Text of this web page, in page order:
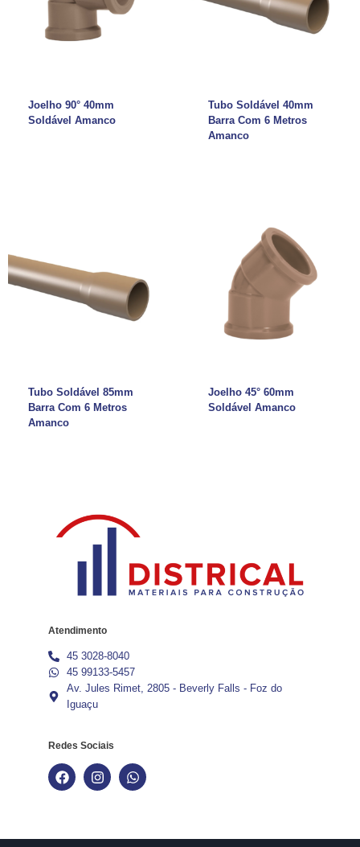
Joelho 90° 40mm
Soldável Amanco
Tubo Soldável 40mm
Barra Com 6 Metros
Amanco
Tubo Soldável 85mm
Barra Com 6 Metros
Amanco
Joelho 45° 60mm
Soldável Amanco
Atendimento
45 3028-8040
45 99133-5457
Av. Jules Rimet, 2805 - Beverly Falls - Foz do
Iguaçu
Redes Sociais